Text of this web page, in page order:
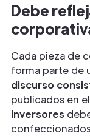
Debe
Cada pieza de
forma parte de
discurso
publicados en
Inversores